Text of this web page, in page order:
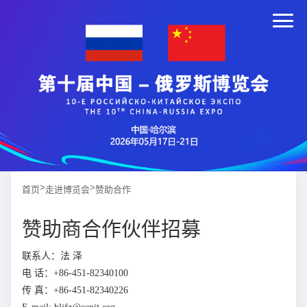
首页>走进博览会>赞助合作
赞助商合作伙伴招募
联系人：法 泽
电 话：+86-451-82340100
传 真：+86-451-82340226